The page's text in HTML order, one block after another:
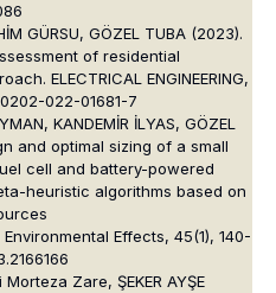
GÜRSU, GÖZEL TUBA (2023).
of residential
ELECTRICAL ENGINEERING,
022-01681-7
KANDEMİR İLYAS, GÖZEL
and optimal sizing of a small
cell and battery-powered
heuristic algorithms based on
Effects, 45(1), 140-
Zare, ŞEKER AYŞE